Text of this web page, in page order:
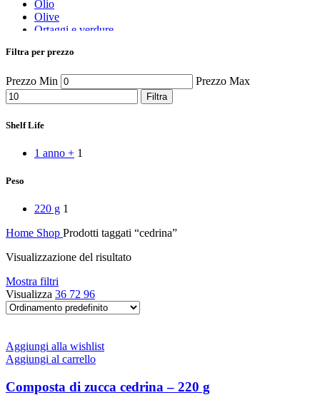
Olio
Olive
Ortaggi e verdure
Peperoncino
Prodotti da forno
Rafano
Semi
Sott’oli e conserve
Sughi pronti e passate
Vari
Filtra per prezzo
Prezzo Min Prezzo Max
Filtra
Shelf Life
1 anno + 1
Peso
220 g 1
Home Shop Prodotti taggati “cedrina”
Visualizzazione del risultato
Mostra filtri
Visualizza 36 72 96
Aggiungi alla wishlist
Aggiungi al carrello
Composta di zucca cedrina – 220 g